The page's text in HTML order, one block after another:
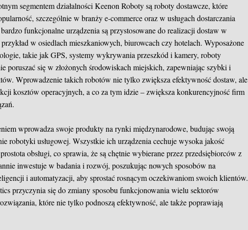
segmentem działalności Keenon Roboty są roboty dostawcze, które
szczególnie w branży e-commerce oraz w usługach dostarczania
funkcjonalne urządzenia są przystosowane do realizacji dostaw w
w osiedlach mieszkaniowych, biurowcach czy hotelach. Wyposażone
takie jak GPS, systemy wykrywania przeszkód i kamery, roboty
poruszać się w złożonych środowiskach miejskich, zapewniając szybki i
Wprowadzenie takich robotów nie tylko zwiększa efektywność dostaw, ale
kosztów operacyjnych, a co za tym idzie – zwiększa konkurencyjność firm
wprowadza swoje produkty na rynki międzynarodowe, budując swoją
robotyki usługowej. Wszystkie ich urządzenia cechuje wysoka jakość
obsługi, co sprawia, że są chętnie wybierane przez przedsiębiorców z
inwestuje w badania i rozwój, poszukując nowych sposobów na
i automatyzacji, aby sprostać rosnącym oczekiwaniom swoich klientów.
przyczynia się do zmiany sposobu funkcjonowania wielu sektorów
które nie tylko podnoszą efektywność, ale także poprawiają